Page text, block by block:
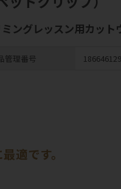
ミングレッスン用カット
管理番号 186646129
適です。